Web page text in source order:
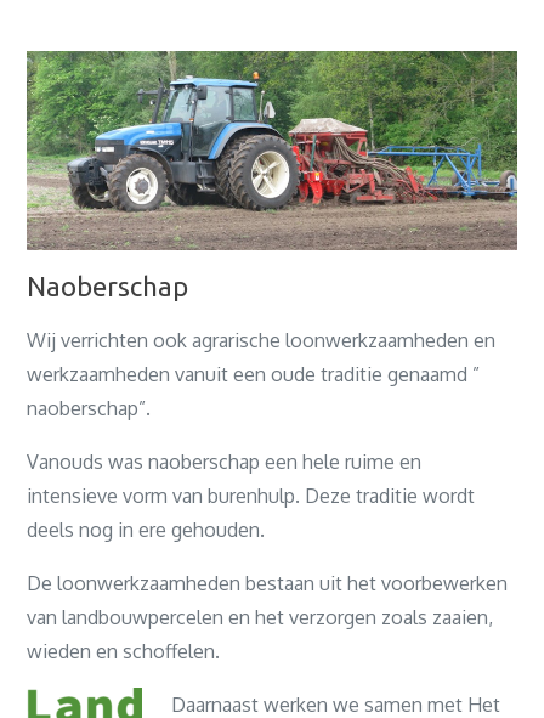
Naoberschap
Wij verrichten ook agrarische loonwerkzaamheden en
werkzaamheden vanuit een oude traditie genaamd ”
naoberschap”.
Vanouds was naoberschap een hele ruime en
intensieve vorm van burenhulp. Deze traditie wordt
deels nog in ere gehouden.
De loonwerkzaamheden bestaan uit het voorbewerken
van landbouwpercelen en het verzorgen zoals zaaien,
wieden en schoffelen.
Daarnaast werken we samen met Het